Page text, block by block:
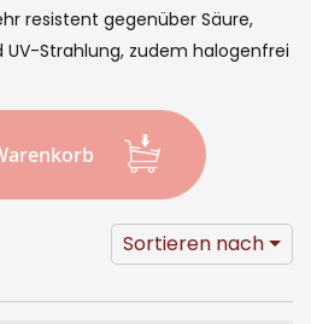
resistent gegenüber Säure,
Strahlung, zudem halogenfrei
Sortieren nach